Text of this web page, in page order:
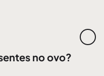
no ovo?